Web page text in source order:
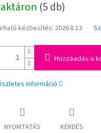
(5 db)
kézbesítés: 2026.8.13
Hozzáadás a
információ
NYOMTATÁS KÉRDÉS